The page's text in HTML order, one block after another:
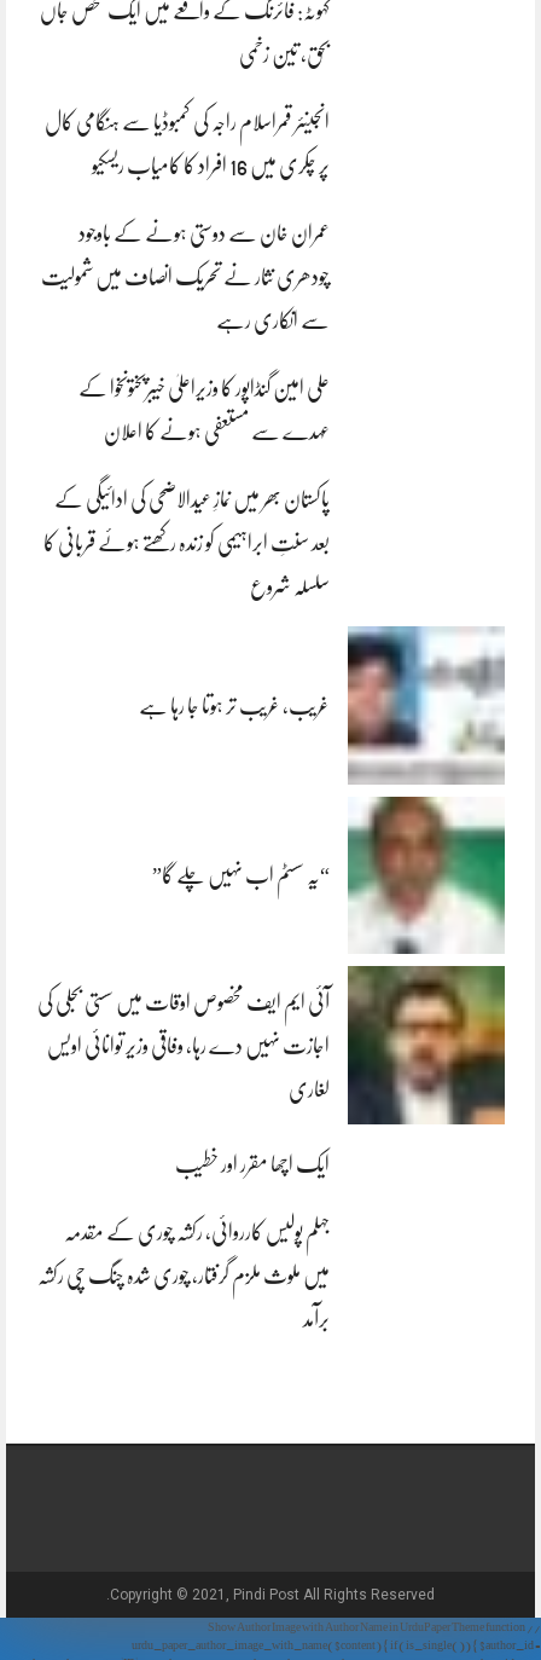
کہوٹہ: فائرنگ کے واقعے میں ایک شخص جاں
بحق، تین زخمی
انجینئر قمراسلام راجہ کی کمبوڈیا سے ہنگامی کال
پر چکری میں 16 افراد کا کامیاب ریسکیو
عمران خان سے دوستی ہونے کے باوجود
چودھری نثار نے تحریک انصاف میں شمولیت
سے انکاری رہے
علی امین گنڈاپور کا وزیراعلیٰ خیبرپختونخوا کے
عہدے سے مستعفی ہونے کا اعلان
پاکستان بھر میں نمازِ عیدالاضحی کی ادائیگی کے
بعد سنتِ ابراہیمی کو زندہ رکھتے ہوئے قربانی کا
سلسلہ شروع
غریب، غریب تر ہوتا جا رہا ہے
“یہ سسٹم اب نہیں چلے گا”
آئی ایم ایف مخصوص اوقات میں سستی بجلی کی
اجازت نہیں دے رہا، وفاقی وزیر توانائی اویس
لغاری
ایک اچھا مقرر اور خطیب
جہلم پولیس کارروائی، رکشہ چوری کے مقدمہ
میں ملوث ملزم گرفتار، چوری شدہ چنگ چی رکشہ
برآمد
Copyright © 2021, Pindi Post All Rights Reserved.
// Show Author Image with Author Name in UrduPaper Theme function
urdu_paper_author_image_with_name($content) { if (is_single()) { $author_id =